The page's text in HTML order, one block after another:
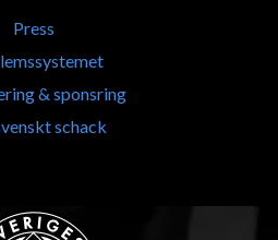
Press
& sponsring
schack